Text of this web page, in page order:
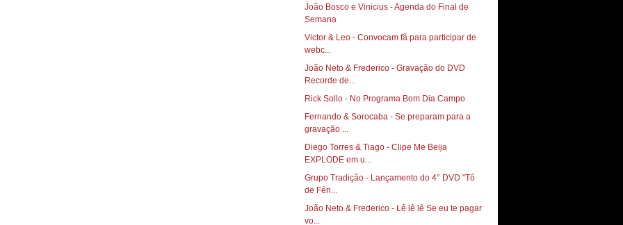
João Bosco e Vinicius - Agenda do Final de
Semana
Victor & Leo - Convocam fã para participar de
webc...
João Neto & Frederico - Gravação do DVD
Recorde de...
Rick Sollo - No Programa Bom Dia Campo‏
Fernando & Sorocaba - Se preparam para a
gravação ...
Diego Torres & Tiago - Clipe Me Beija
EXPLODE em u...
Grupo Tradição - Lançamento do 4° DVD "Tô
de Féri...
João Neto & Frederico - Lê lê lê Se eu te pagar
vo...